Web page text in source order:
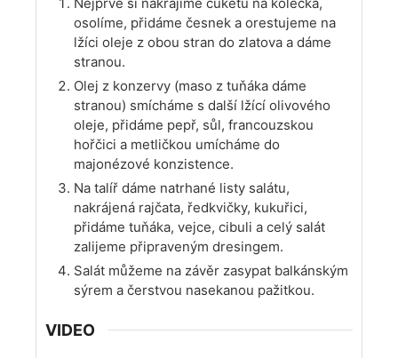
osolíme, přidáme česnek a orestujeme na
lžíci oleje z obou stran do zlatova a dáme
stranou.
Olej z konzervy (maso z tuňáka dáme
stranou) smícháme s další lžící olivového
oleje, přidáme pepř, sůl, francouzskou
hořčici a metličkou umícháme do
majonézové konzistence.
Na talíř dáme natrhané listy salátu,
nakrájená rajčata, ředkvičky, kukuřici,
přidáme tuňáka, vejce, cibuli a celý salát
zalijeme připraveným dresingem.
Salát můžeme na závěr zasypat balkánským
sýrem a čerstvou nasekanou pažitkou.
VIDEO